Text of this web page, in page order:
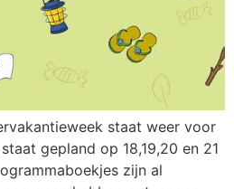
staat weer voor
gepland op 18,19,20 en 21
zijn al